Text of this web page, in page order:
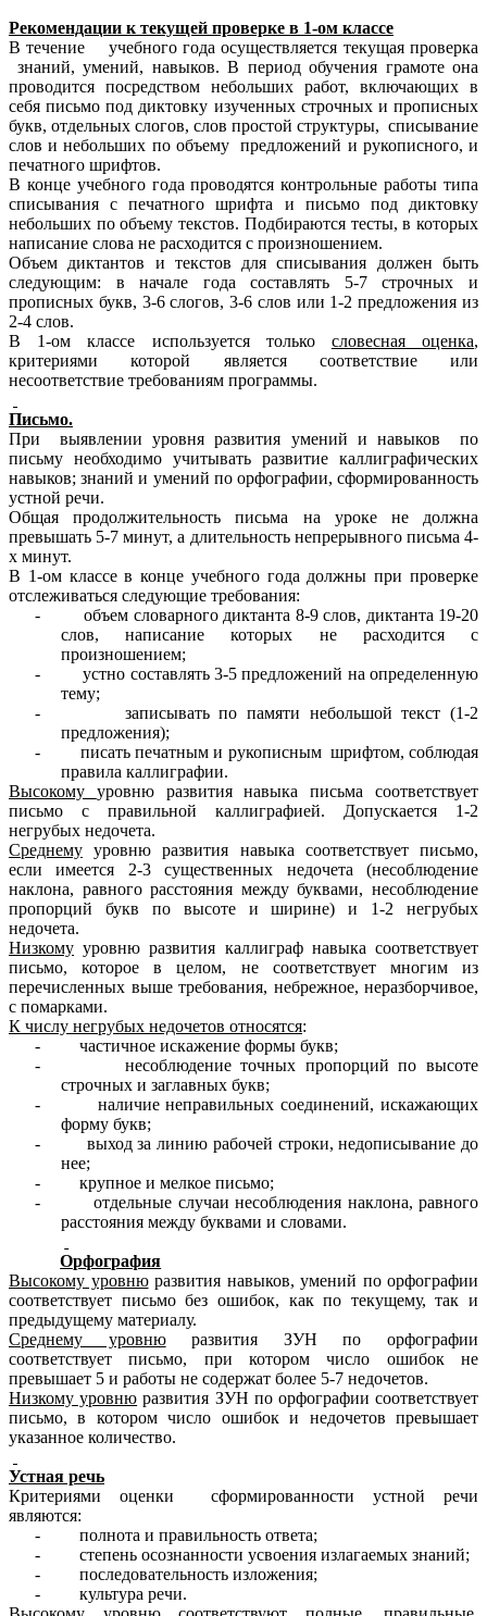
Рекомендации к текущей проверке в 1-ом классе
В течение учебного года осуществляется текущая проверка
знаний, умений, навыков. В период обучения грамоте она
проводится посредством небольших работ, включающих в
себя письмо под диктовку изученных строчных и прописных
букв, отдельных слогов, слов простой структуры, списывание
слов и небольших по объему предложений и рукописного, и
печатного шрифтов.
В конце учебного года проводятся контрольные работы типа
списывания с печатного шрифта и письмо под диктовку
небольших по объему текстов. Подбираются тесты, в которых
написание слова не расходится с произношением.
Объем диктантов и текстов для списывания должен быть
следующим: в начале года составлять 5-7 строчных и
прописных букв, 3-6 слогов, 3-6 слов или 1-2 предложения из
2-4 слов.
В 1-ом классе используется только словесная оценка,
критериями которой является соответствие или
несоответствие требованиям программы.
Письмо.
При выявлении уровня развития умений и навыков по
письму необходимо учитывать развитие каллиграфических
навыков; знаний и умений по орфографии, сформированность
устной речи.
Общая продолжительность письма на уроке не должна
превышать 5-7 минут, а длительность непрерывного письма 4-
х минут.
В 1-ом классе в конце учебного года должны при проверке
отслеживаться следующие требования:
- объем словарного диктанта 8-9 слов, диктанта 19-20
слов, написание которых не расходится с
произношением;
- устно составлять 3-5 предложений на определенную
тему;
- записывать по памяти небольшой текст (1-2
предложения);
- писать печатным и рукописным шрифтом, соблюдая
правила каллиграфии.
Высокому уровню развития навыка письма соответствует
письмо с правильной каллиграфией. Допускается 1-2
негрубых недочета.
Среднему уровню развития навыка соответствует письмо,
если имеется 2-3 существенных недочета (несоблюдение
наклона, равного расстояния между буквами, несоблюдение
пропорций букв по высоте и ширине) и 1-2 негрубых
недочета.
Низкому уровню развития каллиграф навыка соответствует
письмо, которое в целом, не соответствует многим из
перечисленных выше требования, небрежное, неразборчивое,
с помарками.
К числу негрубых недочетов относятся:
- частичное искажение формы букв;
- несоблюдение точных пропорций по высоте
строчных и заглавных букв;
- наличие неправильных соединений, искажающих
форму букв;
- выход за линию рабочей строки, недописывание до
нее;
- крупное и мелкое письмо;
- отдельные случаи несоблюдения наклона, равного
расстояния между буквами и словами.
Орфография
Высокому уровнюразвития навыков, умений по орфографии
соответствует письмо без ошибок, как по текущему, так и
предыдущему материалу.
Среднему уровнюразвития ЗУН по орфографии
соответствует письмо, при котором число ошибок не
превышает 5 и работы не содержат более 5-7 недочетов.
Низкому уровню развития ЗУН по орфографии соответствует
письмо, в котором число ошибок и недочетов превышает
указанное количество.
Устная речь
Критериями оценки сформированности устной речи
являются:
- полнота и правильность ответа;
- степень осознанности усвоения излагаемых знаний;
- последовательность изложения;
- культура речи.